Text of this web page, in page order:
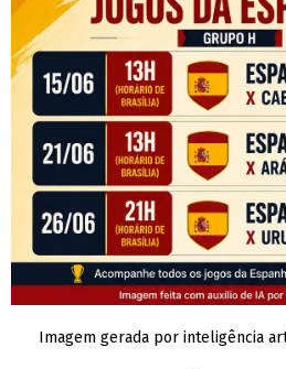
Imagem gerada por inteligência